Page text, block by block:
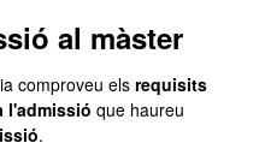
al màster
comproveu els requisits
l'admissió que haureu
.